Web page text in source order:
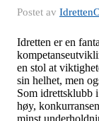
Postet av
Idretten er en
en stol at
sin helhet, men
Som idrettsklubb
høy,